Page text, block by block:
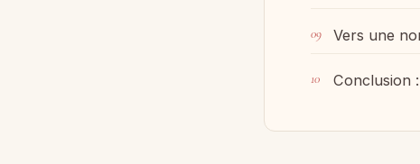
Vers une
Conclusion